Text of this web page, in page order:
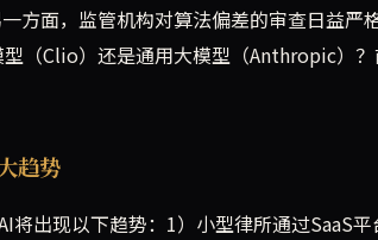
方面，监管机构对算法偏差的审查日益
（Clio）还是通用大模型（Anthropic）？
趋势
将出现以下趋势：1）小型律所通过SaaS